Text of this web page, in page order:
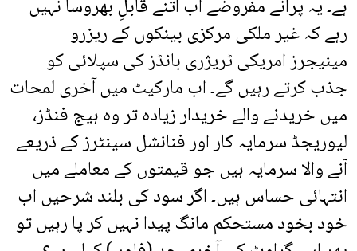
ہے۔ یہ پرانے مفروضے اب اتنے قابلِ بھروسا نہیں
رہے کہ غیر ملکی مرکزی بینکوں کے ریزرو
مینیجرز امریکی ٹریژری بانڈز کی سپلائی کو
جذب کرتے رہیں گے۔ اب مارکیٹ میں آخری لمحات
میں خریدنے والے خریدار زیادہ تر وہ ہیج فنڈز،
لیوریجڈ سرمایہ کار اور فنانشل سینٹرز کے ذریعے
آنے والا سرمایہ ہیں جو قیمتوں کے معاملے میں
انتہائی حساس ہیں۔ اگر سود کی بلند شرحیں اب
خود بخود مستحکم مانگ پیدا نہیں کر پا رہیں تو